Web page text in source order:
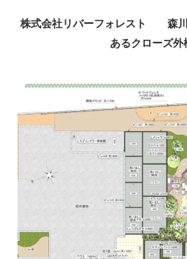
株式会社リバーフォレスト 森
あるクローズ外